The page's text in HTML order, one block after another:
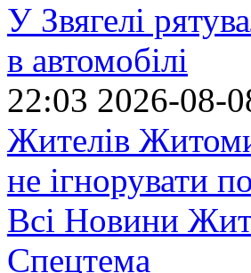
У Звягелі
в автомобілі
22:03 2026-08-
Жителів
не ігнорувати
Всі Новини
Спецтема